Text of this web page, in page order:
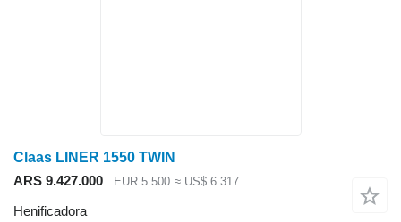
Claas LINER 1550 TWIN
ARS 9.427.000
EUR 5.500 ≈ US$ 6.317
Henificadora